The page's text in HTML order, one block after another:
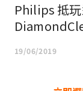
Philips 抵
19/06/2019